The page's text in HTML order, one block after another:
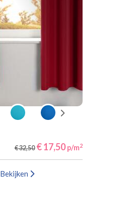
€ 32,50 € 17,50 p/m2
Bekijken